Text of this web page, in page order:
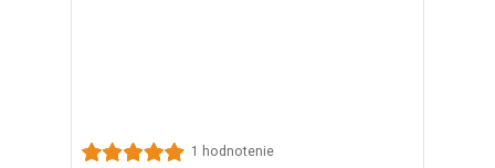
1 hodnotenie